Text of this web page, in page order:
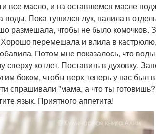
все масло, и на оставшемся масле
воды. Пока тушился лук, налила в
размешала, чтобы не было комочков.
перемешала и влила в кастрюлю,
Потом мне показалось, что
котлет. Поставить в духовку.
боком, чтобы верх теперь у нас был
спрашивали "мама, а что ты готовишь?
язык. Приятного аппетита!